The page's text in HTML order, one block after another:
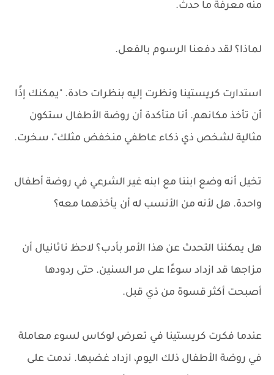
منه معرفة ما حدث.
لماذا؟ لقد دفعنا الرسوم بالفعل.
استدارت كريستينا ونظرت إليه بنظرات حادة. "يمكنك إذًا
أن تأخذ مكانهم. أنا متأكدة أن روضة الأطفال ستكون
مثالية لشخص ذي ذكاء عاطفي منخفض مثلك"، سخرت.
تخيل أنه وضع ابننا مع ابنه غير الشرعي في روضة أطفال
واحدة. هل لأنه من الأنسب له أن يأخذهما معه؟
هل يمكننا التحدث عن هذا الأمر بأدب؟ لاحظ ناثانيال أن
مزاجها قد ازداد سوءًا على مر السنين. حتى ردودها
أصبحت أكثر قسوة من ذي قبل.
عندما فكرت كريستينا في تعرض لوكاس لسوء معاملة
في روضة الأطفال ذلك اليوم، ازداد غضبها. ندمت على